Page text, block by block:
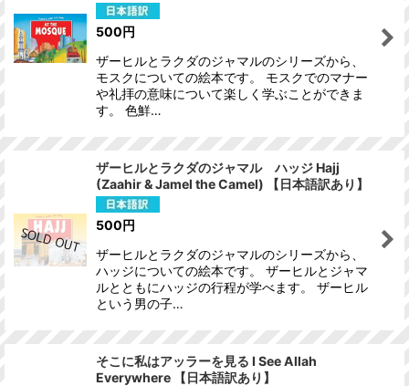
500円
ザーヒルとラクダのジャマルのシリーズから、
モスクについての絵本です。 モスクでのマナー
や礼拝の意味について楽しく学ぶことができま
す。 色鮮…
ザーヒルとラクダのジャマル ハッジ Hajj
(Zaahir & Jamel the Camel) 【日本語訳あり】
500円
ザーヒルとラクダのジャマルのシリーズから、
ハッジについての絵本です。 ザーヒルとジャマ
ルとともにハッジの行程が学べます。 ザーヒル
という男の子…
そこに私はアッラーを見る I See Allah
Everywhere 【日本語訳あり】